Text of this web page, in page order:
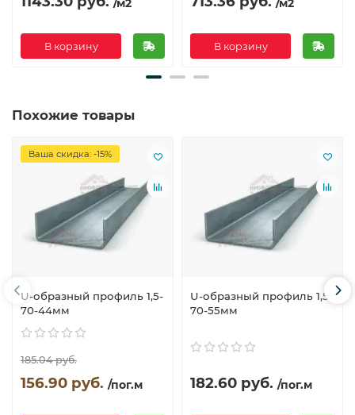
/м2
В корзину
/м2
В корзину
Похожие товары
Ваша скидка: -15%
U-образный профиль 1,5-
70-44мм
185.04 руб.
156.90 руб. /пог.м
U-образный профиль 1,5-
70-55мм
182.60 руб. /пог.м